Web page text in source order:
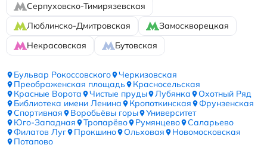
Серпуховско-Тимирязевская
Люблинско-Дмитровская
Замоскворецкая
Некрасовская
Бутовская
Бульвар Рокоссовского
Черкизовская
Преображенская площадь
Красносельская
Красные Ворота
Чистые пруды Лубянка
Охотный Ряд
Библиотека имени Ленина
Кропоткинская
Фрунзенская
Спортивная
Воробьёвы горы
Университет
Юго-Западная
Тропарёво Румянцево
Саларьево
Филатов Луг
Прокшино Ольховая
Новомосковская
Потапово